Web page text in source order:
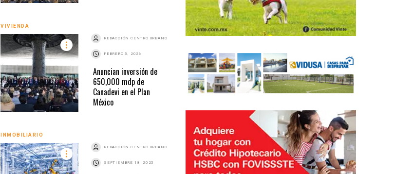
VIVIENDA
REDACCIÓN CENTRO URBANO
FEBRERO 5, 2026
Anuncian inversión de
650,000 mdp de
Canadevi en el Plan
México
INMOBILIARIO
REDACCIÓN CENTRO URBANO
SEPTIEMBRE 18, 2025